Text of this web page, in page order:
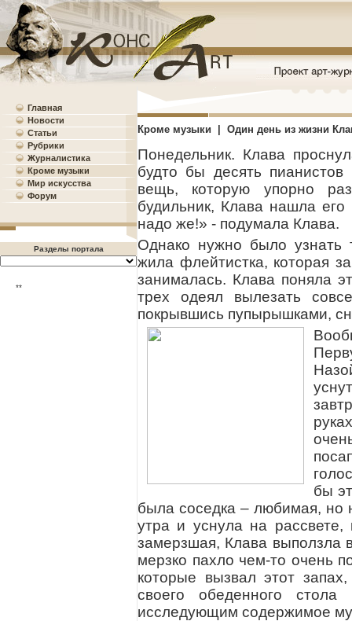
Главная
Новости
Статьи
Рубрики
Журналистика
Кроме музыки
Мир искусства
Форум
Разделы портала
**
Кроме музыки | Один день из жизни
Понедельник. Клава
будто бы десять
вещь, которую упорно
будильник, Клава нашла
надо же!» - подумала Клава.
Однако нужно было узнать
жила флейтистка, которая
занималась. Клава поняла
трех одеял вылезать
покрывшись пупырышками,
бы
была соседка – любимая, но
утра и уснула на рассвете,
замерзшая, Клава выползла
мерзко пахло чем-то очень
которые вызвал этот
своего обеденного
исследующим содержимое